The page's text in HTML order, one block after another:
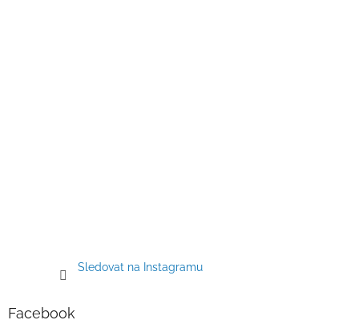
Sledovat na Instagramu
Facebook